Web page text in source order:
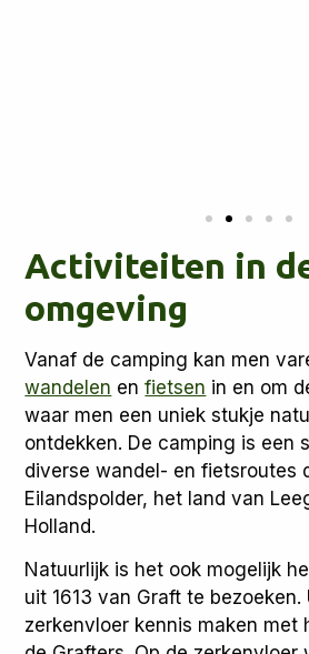
Activiteiten in
omgeving
Vanaf de camping kan men
wandelen enfietsen in en om
waar men een uniek stukje
ontdekken. De camping is een
diverse wandel- en fietsroutes
Eilandspolder, het land van
Holland.
Natuurlijk is het ook mogelijk
uit 1613 van Graft te bezoeken.
zerkenvloer kennis maken met